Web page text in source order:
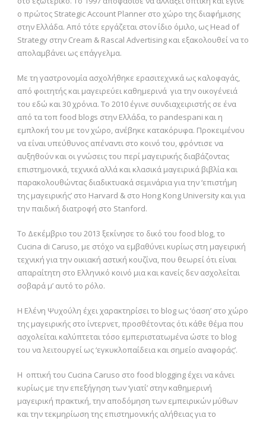
ο πρώτος Strategic Account Planner στο χώρο της διαφήμισης
στην Ελλάδα. Από τότε εργάζεται στον ίδιο όμιλο, ως Head of
Strategy στην Cream & Rascal Advertising και εξακολουθεί να το
απολαμβάνει ως επάγγελμα.
Με τη γαστρονομία ασχολήθηκε ερασιτεχνικά ως καλοφαγάς,
από φοιτητής και μαγειρεύει καθημερινά για την οικογένειά
του εδώ και 30 χρόνια. Το 2010 έγινε συνδιαχειριστής σε ένα
από τα τοπ food blogs στην Ελλάδα, το pandespani και η
εμπλοκή του με τον χώρο, ανέβηκε κατακόρυφα. Προκειμένου
να είναι υπεύθυνος απέναντι στο κοινό του, φρόντισε να
αυξηθούν και οι γνώσεις του περί μαγειρικής διαβάζοντας
επιστημονικά, τεχνικά αλλά και κλασικά μαγειρικά βιβλία και
παρακολουθώντας διαδικτυακά σεμινάρια για την ‘επιστήμη
της μαγειρικής’ στο Harvard & στο Hong Kong University και για
την παιδική διατροφή στο Stanford.
Το Δεκέμβριο του 2013 ξεκίνησε το δικό του food blog, το
Cucina di Caruso, με στόχο να εμβαθύνει κυρίως στη μαγειρική
τεχνική για την οικιακή αστική κουζίνα, που θεωρεί ότι είναι
απαραίτητη στο Ελληνικό κοινό μια και κανείς δεν ασχολείται
σοβαρά μ’ αυτό το ρόλο.
Η Ελένη Ψυχούλη έχει χαρακτηρίσει το blog ως ‘όαση’ στο χώρο
της μαγειρικής στο ίντερνετ, προσθέτοντας ότι κάθε θέμα που
ασχολείται καλύπτεται τόσο εμπεριστατωμένα ώστε το blog
του να λειτουργεί ως ‘εγκυκλοπαίδεια και σημείο αναφοράς’.
Η οπτική του Cucina Caruso στο food blogging έχει να κάνει
κυρίως με την επεξήγηση των ‘γιατί’ στην καθημερινή
μαγειρική πρακτική, την αποδόμηση των εμπειρικών μύθων
και την τεκμηρίωση της επιστημονικής αλήθειας για το